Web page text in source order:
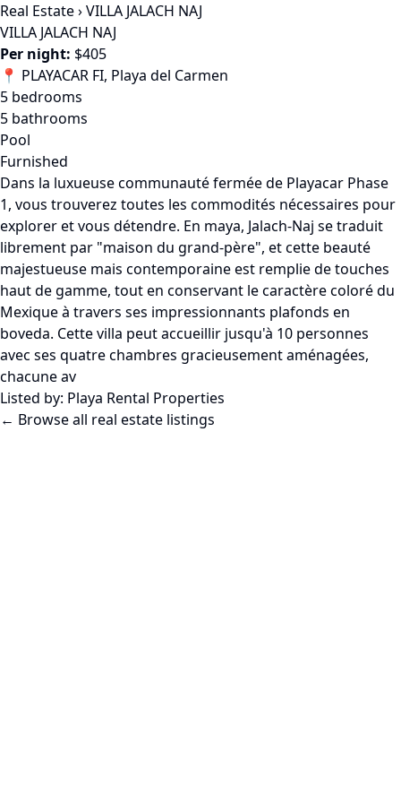
Real Estate›VILLA JALACH NAJ
VILLA JALACH NAJ
Per night: $405
📍 PLAYACAR FI, Playa del Carmen
5 bedrooms
5 bathrooms
Pool
Furnished
Dans la luxueuse communauté fermée de Playacar Phase
1, vous trouverez toutes les commodités nécessaires pour
explorer et vous détendre. En maya, Jalach-Naj se traduit
librement par "maison du grand-père", et cette beauté
majestueuse mais contemporaine est remplie de touches
haut de gamme, tout en conservant le caractère coloré du
Mexique à travers ses impressionnants plafonds en
boveda. Cette villa peut accueillir jusqu'à 10 personnes
avec ses quatre chambres gracieusement aménagées,
chacune av
Listed by: Playa Rental Properties
← Browse all real estate listings